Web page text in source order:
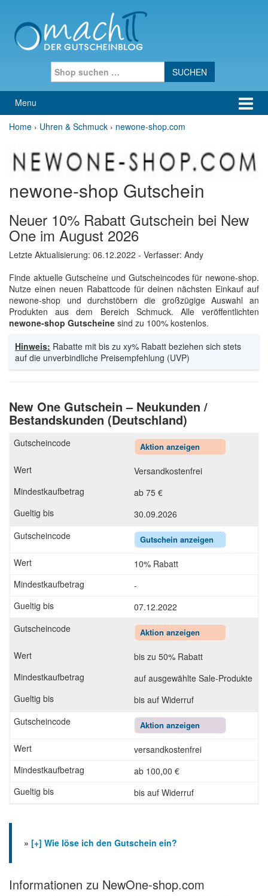
Menu
Home › Uhren & Schmuck › newone-shop.com
newone-shop Gutschein
Neuer 10% Rabatt Gutschein bei New
One im August 2026
Letzte Aktualisierung: 06.12.2022 - Verfasser: Andy
Finde aktuelle Gutscheine und Gutscheincodes für newone-shop.
Nutze einen neuen Rabattcode für deinen nächsten Einkauf auf
newone-shop und durchstöbern die großzügige Auswahl an
Produkten aus dem Bereich Schmuck. Alle veröffentlichten
newone-shop Gutscheine sind zu 100% kostenlos.
Hinweis: Rabatte mit bis zu xy% Rabatt beziehen sich stets
auf die unverbindliche Preisempfehlung (UVP)
New One Gutschein – Neukunden /
Bestandskunden (Deutschland)
Aktion anzeigen
Versandkostenfrei
ab 75 €
30.09.2026
Gutschein anzeigen
10% Rabatt
-
07.12.2022
Aktion anzeigen
bis zu 50% Rabatt
auf ausgewählte Sale-Produkte
bis auf Widerruf
Aktion anzeigen
versandkostenfrei
ab 100,00 €
bis auf Widerruf
» [+] Wie löse ich den Gutschein ein?
Informationen zu NewOne-shop.com